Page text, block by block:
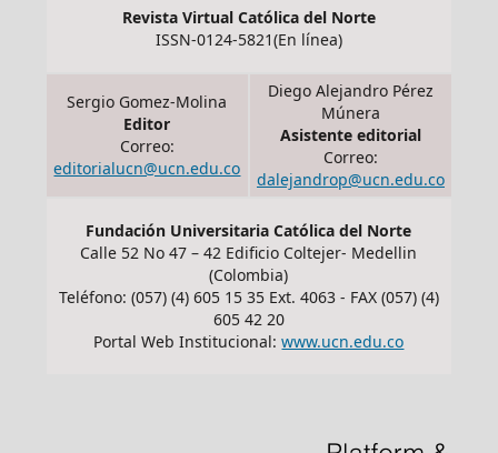
Revista Virtual Católica del Norte
ISSN-0124-5821(En línea)
Sergio Gomez-Molina
Editor
Correo:
editorialucn@ucn.edu.co
Diego Alejandro Pérez
Múnera
Asistente editorial
Correo:
dalejandrop@ucn.edu.co
Fundación Universitaria Católica del Norte
Calle 52 No 47 – 42 Edificio Coltejer- Medellin
(Colombia)
Teléfono: (057) (4) 605 15 35 Ext. 4063 - FAX (057) (4)
605 42 20
Portal Web Institucional:www.ucn.edu.co